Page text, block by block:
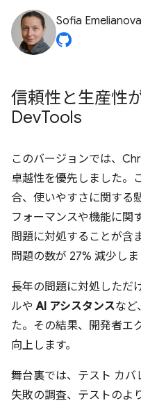
Sofia Emelianova
信頼性と生産性
DevTools
このバージョンでは、
卓越性を優先しました。
合、使いやすさに関する
フォーマンスや機能に関
問題に対処することが含
問題の数が 27% 減少しま
長年の問題に対処しただ
ルやAI アシスタンスなど
た。その結果、開発者エ
向上します。
舞台裏では、テスト カ
失敗の調査、テストのよ